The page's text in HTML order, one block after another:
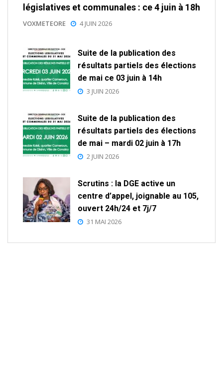
législatives et communales : ce 4 juin à 18h
VOXMETEORE 4 JUIN 2026
Suite de la publication des
résultats partiels des élections
de mai ce 03 juin à 14h
3 JUIN 2026
Suite de la publication des
résultats partiels des élections
de mai – mardi 02 juin à 17h
2 JUIN 2026
Scrutins : la DGE active un
centre d’appel, joignable au 105,
ouvert 24h/24 et 7j/7
31 MAI 2026